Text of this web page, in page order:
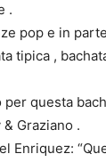
.
pop e in
tipica ,
questa
Graziano .
Enriquez: